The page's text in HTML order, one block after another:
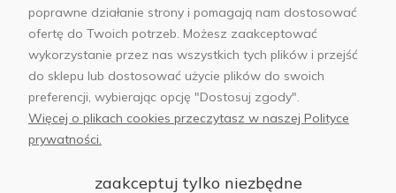
sklep@abfoto.pl
+48 797 971 275
poprawne działanie strony i pomagają nam dostosować
ofertę do Twoich potrzeb. Możesz zaakceptować
wykorzystanie przez nas wszystkich tych plików i przejść
do sklepu lub dostosować użycie plików do swoich
preferencji, wybierając opcję "Dostosuj zgody".
Więcej o plikach cookies przeczytasz w naszej Polityce
prywatności.
zaakceptuj tylko niezbędne